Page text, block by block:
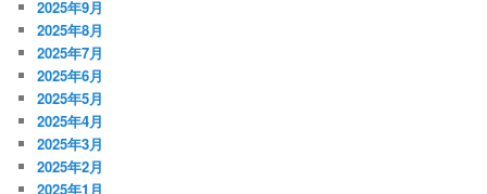
2025年9月
2025年8月
2025年7月
2025年6月
2025年5月
2025年4月
2025年3月
2025年2月
2025年1月